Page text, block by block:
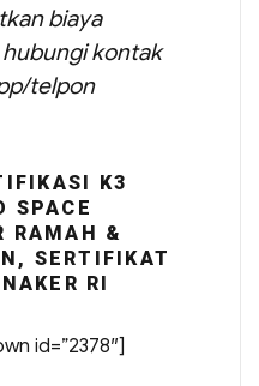
biaya
kontak
telpon
K3
SPACE
RAMAH &
SERTIFIKAT
RI
id=”2378″]